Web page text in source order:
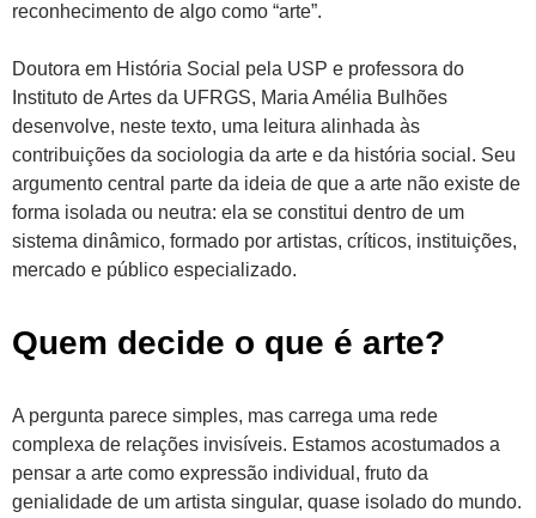
reconhecimento de algo como “arte”.
Doutora em História Social pela USP e professora do
Instituto de Artes da UFRGS, Maria Amélia Bulhões
desenvolve, neste texto, uma leitura alinhada às
contribuições da sociologia da arte e da história social. Seu
argumento central parte da ideia de que a arte não existe de
forma isolada ou neutra: ela se constitui dentro de um
sistema dinâmico, formado por artistas, críticos, instituições,
mercado e público especializado.
Quem decide o que é arte?
A pergunta parece simples, mas carrega uma rede
complexa de relações invisíveis. Estamos acostumados a
pensar a arte como expressão individual, fruto da
genialidade de um artista singular, quase isolado do mundo.